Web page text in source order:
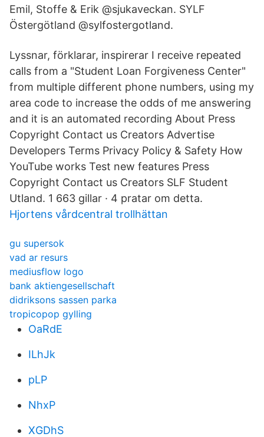
Emil, Stoffe & Erik @sjukaveckan​. SYLF
Östergötland @sylfostergotland.
Lyssnar, förklarar, inspirerar I receive repeated
calls from a "Student Loan Forgiveness Center"
from multiple different phone numbers, using my
area code to increase the odds of me answering
and it is an automated recording About Press
Copyright Contact us Creators Advertise
Developers Terms Privacy Policy & Safety How
YouTube works Test new features Press
Copyright Contact us Creators SLF Student
Utland. 1 663 gillar · 4 pratar om detta.
Hjortens vårdcentral trollhättan
gu supersok
vad ar resurs
mediusflow logo
bank aktiengesellschaft
didriksons sassen parka
tropicopop gylling
OaRdE
ILhJk
pLP
NhxP
XGDhS